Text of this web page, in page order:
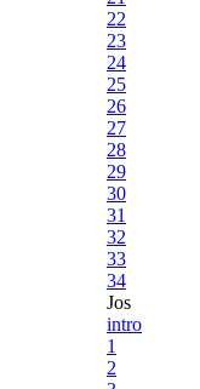
22
23
24
25
26
27
28
29
30
31
32
33
34
Jos
intro
1
2